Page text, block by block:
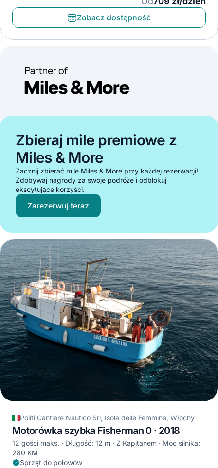
Zobacz dostępność
Zbieraj mile premiowe z
Miles & More
Zacznij zbierać mile Miles & More przy każdej rezerwacji!
Zdobywaj nagrody za swoje podróże i odblokuj
ekscytujące korzyści.
Zarezerwuj teraz
Politi Cantiere Nautico Srl, Isola delle Femmine, Włochy
Motorówka szybka Fisherman 0 · 2018
12 gości maks. Długość: 12 m Z Kapitanem
Moc silnika:
280 KM
Sprzęt do połowów